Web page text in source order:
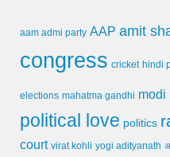
aam admi party AAP amit
congress cricket hindi
elections mahatma gandhi modi
political love politics
court virat kohli yogi adityanath